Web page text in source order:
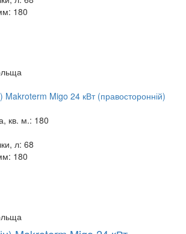
180
кв. м.: 180
л: 68
180